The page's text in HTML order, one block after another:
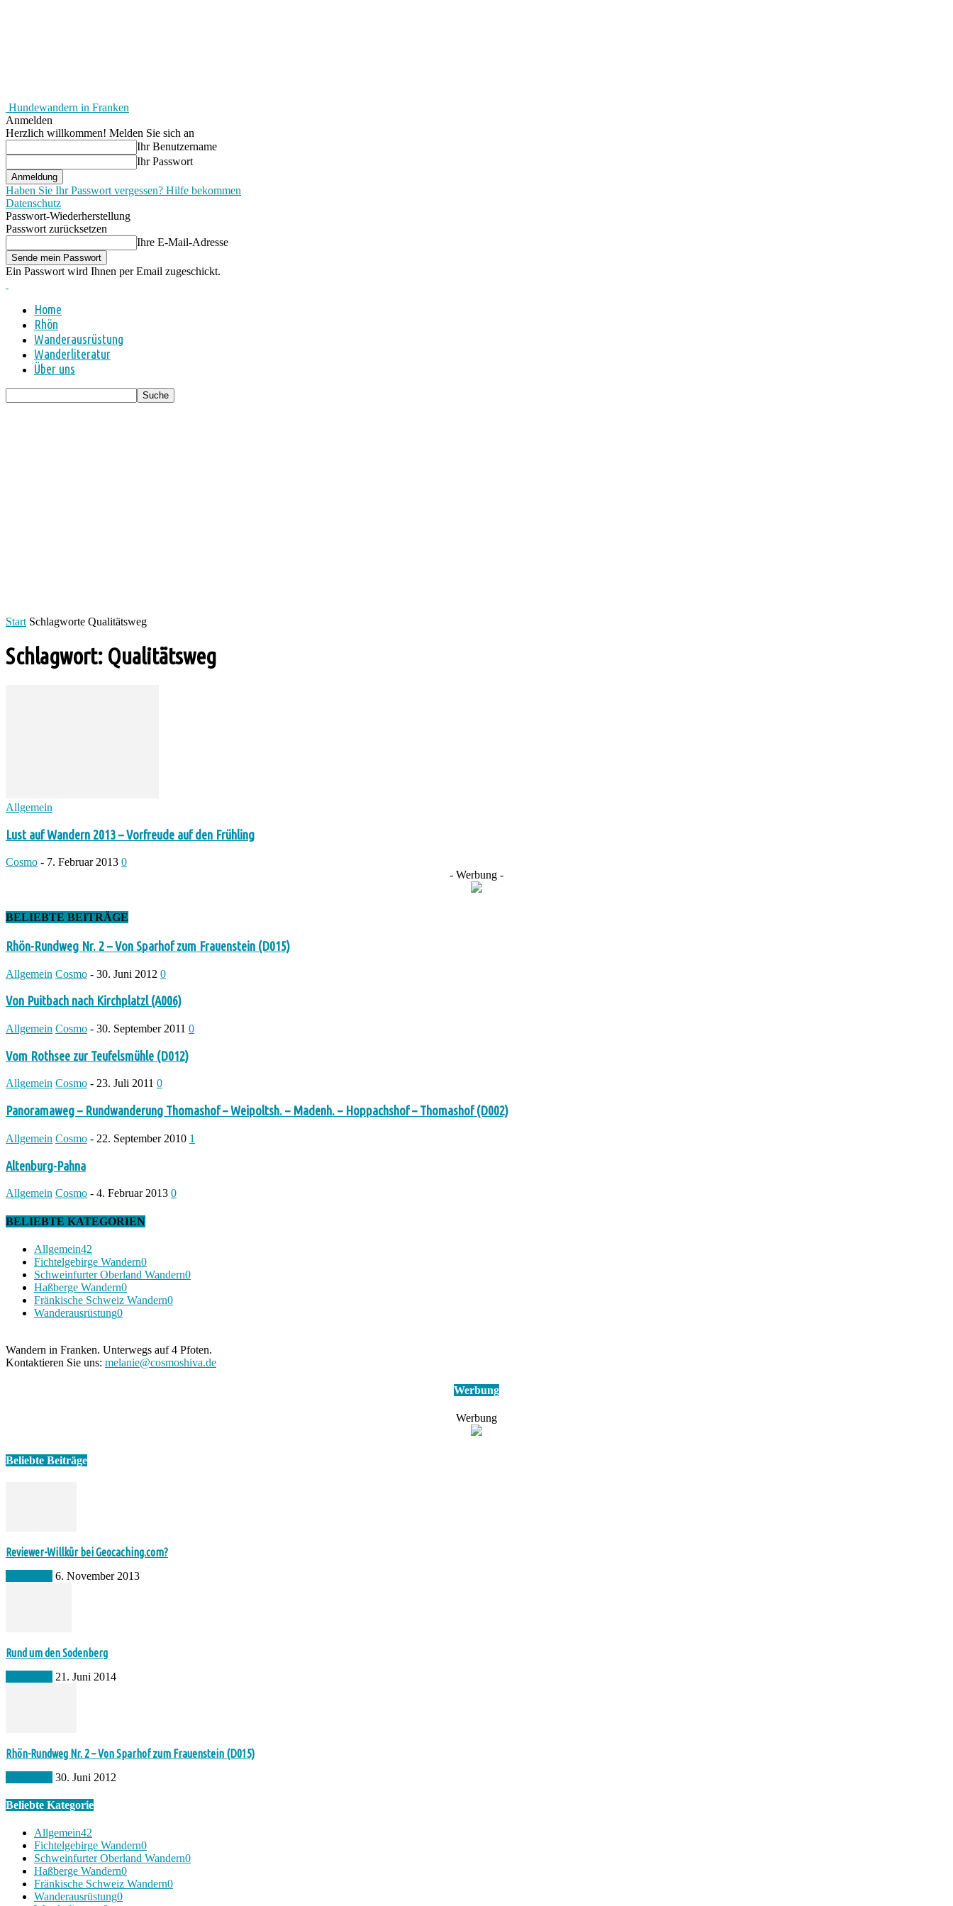
Hundewandern in Franken
Anmelden
Herzlich willkommen! Melden Sie sich an
Ihr Benutzername
Ihr Passwort
Haben Sie Ihr Passwort vergessen? Hilfe bekommen
Datenschutz
Passwort-Wiederherstellung
Passwort zurücksetzen
Ihre E-Mail-Adresse
Ein Passwort wird Ihnen per Email zugeschickt.
Home
Rhön
Wanderausrüstung
Wanderliteratur
Über uns
Start Schlagworte Qualitätsweg
Schlagwort: Qualitätsweg
Allgemein
Lust auf Wandern 2013 – Vorfreude auf den Frühling
Cosmo - 7. Februar 2013 0
- Werbung -
BELIEBTE BEITRÄGE
Rhön-Rundweg Nr. 2 – Von Sparhof zum Frauenstein (D015)
Allgemein Cosmo - 30. Juni 2012 0
Von Puitbach nach Kirchplatzl (A006)
Allgemein Cosmo - 30. September 2011 0
Vom Rothsee zur Teufelsmühle (D012)
Allgemein Cosmo - 23. Juli 2011 0
Panoramaweg – Rundwanderung Thomashof – Weipoltsh. – Madenh. – Hoppachshof – Thomashof (D002)
Allgemein Cosmo - 22. September 2010 1
Altenburg-Pahna
Allgemein Cosmo - 4. Februar 2013 0
BELIEBTE KATEGORIEN
Allgemein42
Fichtelgebirge Wandern0
Schweinfurter Oberland Wandern0
Haßberge Wandern0
Fränkische Schweiz Wandern0
Wanderausrüstung0
Wandern in Franken. Unterwegs auf 4 Pfoten.
Kontaktieren Sie uns: melanie@cosmoshiva.de
Werbung
Werbung
Beliebte Beiträge
Reviewer-Willkür bei Geocaching.com?
6. November 2013
Rund um den Sodenberg
21. Juni 2014
Rhön-Rundweg Nr. 2 – Von Sparhof zum Frauenstein (D015)
30. Juni 2012
Beliebte Kategorie
Allgemein42
Fichtelgebirge Wandern0
Schweinfurter Oberland Wandern0
Haßberge Wandern0
Fränkische Schweiz Wandern0
Wanderausrüstung0